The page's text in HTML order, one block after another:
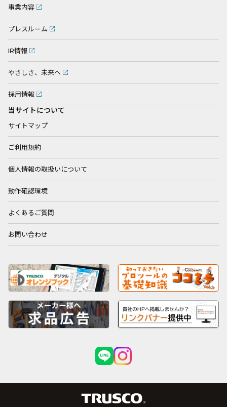
事業内容
プレスルーム
IR情報
やさしさ、未来へ
採用情報
当サイトについて
サイトマップ
ご利用規約
個人情報の取扱いについて
動作確認環境
よくあるご質問
お問い合わせ